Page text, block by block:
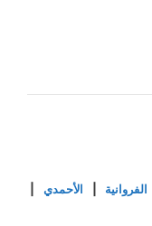
الفروانية الأحمدي